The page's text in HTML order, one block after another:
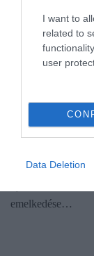
I want to
related to
user
Data Deletion
Ennyit
béreket
emelkedése…